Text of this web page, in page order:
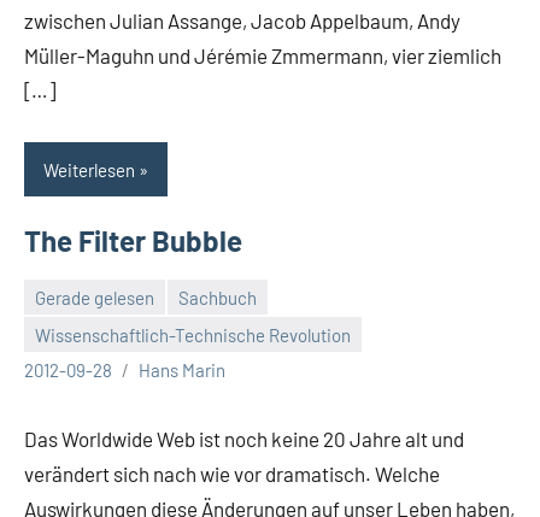
zwischen Julian Assange, Jacob Appelbaum, Andy
Müller-Maguhn und Jérémie Zmmermann, vier ziemlich
[…]
Weiterlesen
The Filter Bubble
Gerade gelesen
Sachbuch
Wissenschaftlich-Technische Revolution
2012-09-28
Hans Marin
Keine
Kommentare
Das Worldwide Web ist noch keine 20 Jahre alt und
verändert sich nach wie vor dramatisch. Welche
Auswirkungen diese Änderungen auf unser Leben haben,